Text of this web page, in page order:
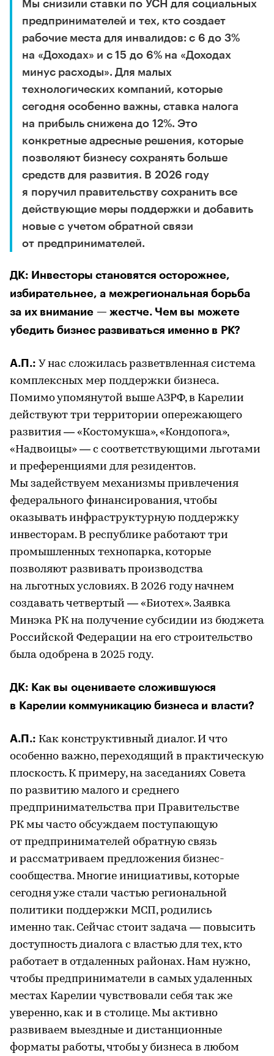
Мы снизили ставки по УСН для социальных
предпринимателей и тех, кто создает
рабочие места для инвалидов: с 6 до 3%
на «Доходах» и с 15 до 6% на «Доходах
минус расходы». Для малых
технологических компаний, которые
сегодня особенно важны, ставка налога
на прибыль снижена до 12%. Это
конкретные адресные решения, которые
позволяют бизнесу сохранять больше
средств для развития. В 2026 году
я поручил правительству сохранить все
действующие меры поддержки и добавить
новые с учетом обратной связи
от предпринимателей.
ДК: Инвесторы становятся осторожнее,
избирательнее, а межрегиональная борьба
за их внимание — жестче. Чем вы можете
убедить бизнес развиваться именно в РК?
А.П.: У нас сложилась разветвленная система
комплексных мер поддержки бизнеса.
Помимо упомянутой выше АЗРФ, в Карелии
действуют три территории опережающего
развития — «Костомукша», «Кондопога»,
«Надвоицы» — с соответствующими льготами
и преференциями для резидентов.
Мы задействуем механизмы привлечения
федерального финансирования, чтобы
оказывать инфраструктурную поддержку
инвесторам. В республике работают три
промышленных технопарка, которые
позволяют развивать производства
на льготных условиях. В 2026 году начнем
создавать четвертый — «Биотех». Заявка
Минэка РК на получение субсидии из бюджета
Российской Федерации на его строительство
была одобрена в 2025 году.
ДК: Как вы оцениваете сложившуюся
в Карелии коммуникацию бизнеса и власти?
А.П.: Как конструктивный диалог. И что
особенно важно, переходящий в практическую
плоскость. К примеру, на заседаниях Совета
по развитию малого и среднего
предпринимательства при Правительстве
РК мы часто обсуждаем поступающую
от предпринимателей обратную связь
и рассматриваем предложения бизнес-
сообщества. Многие инициативы, которые
сегодня уже стали частью региональной
политики поддержки МСП, родились
именно так. Сейчас стоит задача — повысить
доступность диалога с властью для тех, кто
работает в отдаленных районах. Нам нужно,
чтобы предприниматели в самых удаленных
местах Карелии чувствовали себя так же
уверенно, как и в столице. Мы активно
развиваем выездные и дистанционные
форматы работы, чтобы у бизнеса в любом